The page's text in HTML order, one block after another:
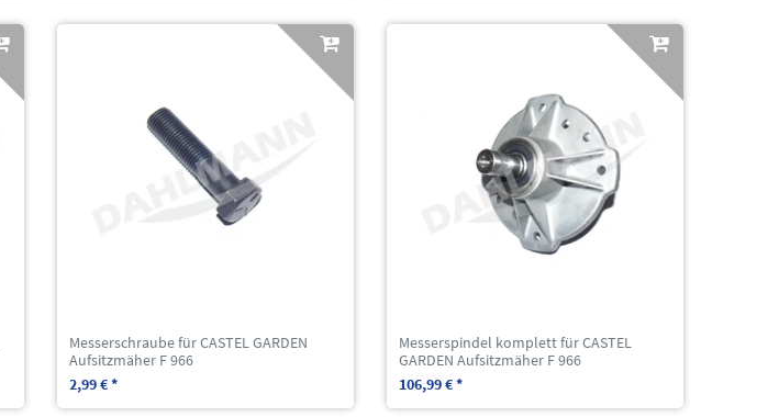
Messerschraube für CASTEL GARDEN
Aufsitzmäher F 966
2,99 € *
Messerspindel komplett für CASTEL
GARDEN Aufsitzmäher F 966
106,99 € *